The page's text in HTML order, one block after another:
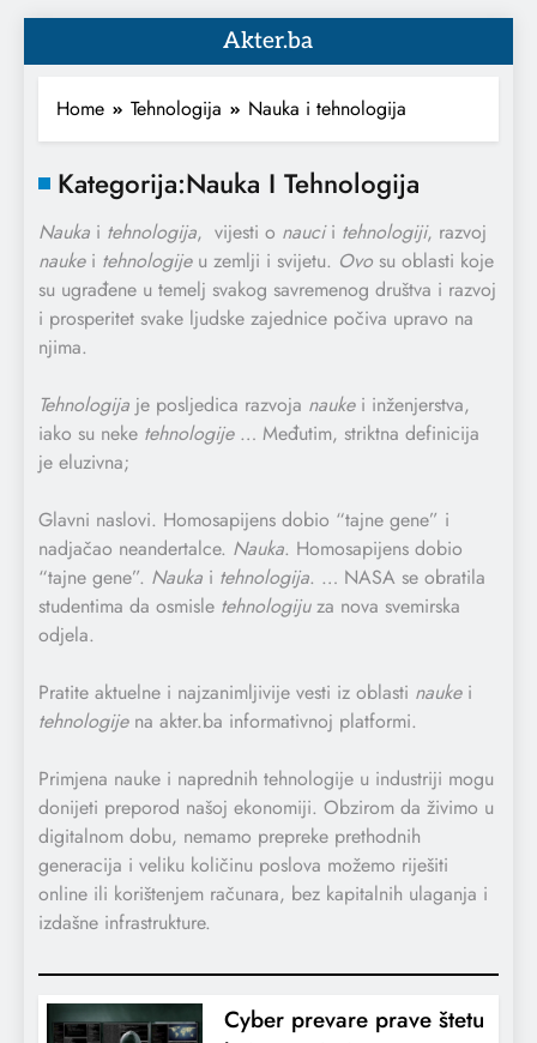
Akter.ba
Home Tehnologija Nauka i tehnologija
Kategorija:Nauka I Tehnologija
Nauka i tehnologija, vijesti o naucii tehnologiji, razvoj
naukei tehnologijeu zemlji i svijetu. Ovo su oblasti koje
su ugrađene u temelj svakog savremenog društva i razvoj
i prosperitet svake ljudske zajednice počiva upravo na
njima.
Tehnologija je posljedica razvoja naukei inženjerstva,
iako su neke tehnologije… Međutim, striktna definicija
je eluzivna;
Glavni naslovi. Homosapijens dobio “tajne gene” i
nadjačao neandertalce. Nauka. Homosapijens dobio
“tajne gene”. Nauka i tehnologija. … NASA se obratila
studentima da osmisle tehnologijuza nova svemirska
odjela.
Pratite aktuelne i najzanimljivije vesti iz oblasti naukei
tehnologijena akter.ba informativnoj platformi.
Primjena nauke i naprednih tehnologije u industriji mogu
donijeti preporod našoj ekonomiji. Obzirom da živimo u
digitalnom dobu, nemamo prepreke prethodnih
generacija i veliku količinu poslova možemo riješiti
online ili korištenjem računara, bez kapitalnih ulaganja i
izdašne infrastrukture.
Cyber prevare prave štetu